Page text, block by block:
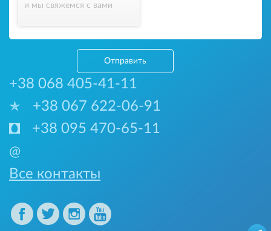
и мы свяжемся с вами
Отправить
+38 068 405-41-11
+38 067 622-06-91
+38 095 470-65-11
@
Все контакты